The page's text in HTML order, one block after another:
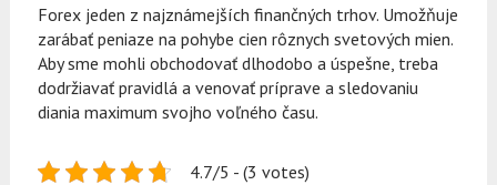
Forex jeden z najznámejších finančných trhov. Umožňuje
zarábať peniaze na pohybe cien rôznych svetových mien.
Aby sme mohli obchodovať dlhodobo a úspešne, treba
dodržiavať pravidlá a venovať príprave a sledovaniu
diania maximum svojho voľného času.
4.7/5 - (3 votes)